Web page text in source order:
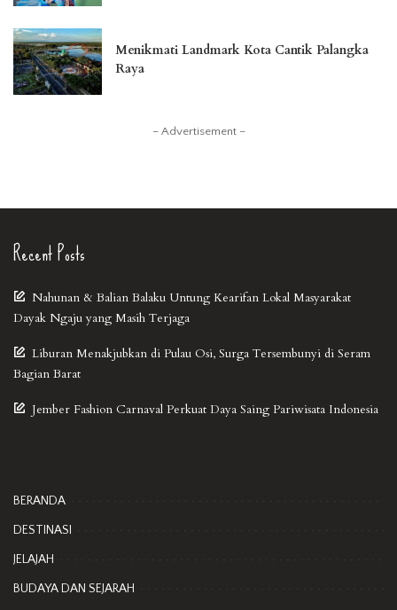
Menikmati Landmark Kota Cantik Palangka
Raya
– Advertisement –
Recent Posts
Nahunan & Balian Balaku Untung Kearifan Lokal Masyarakat
Dayak Ngaju yang Masih Terjaga
Liburan Menakjubkan di Pulau Osi, Surga Tersembunyi di Seram
Bagian Barat
Jember Fashion Carnaval Perkuat Daya Saing Pariwisata Indonesia
BERANDA
DESTINASI
JELAJAH
BUDAYA DAN SEJARAH